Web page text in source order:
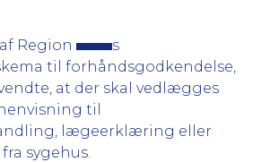
Region
s
til forhåndsgodkendelse,
at der skal vedlægges
til
lægeerklæring eller
sygehus.